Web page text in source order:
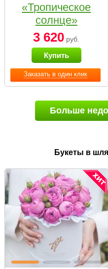
Заказать в один клик
«Тропическое
солнце»
3 620 руб.
Купить
Больше
Букеты в